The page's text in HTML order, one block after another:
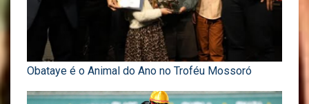
Obataye é o Animal do Ano no Troféu Mossoró